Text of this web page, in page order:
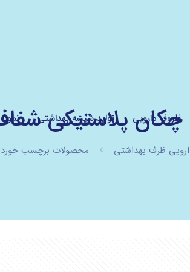
ظروف دارویی تولید شیشه بهداشتی
پلاستیکی شفاف 3 سی سی
ظرف بهداشتی محصولات برچسب خورده